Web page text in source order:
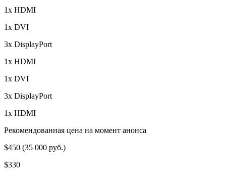
1x HDMI
1x DVI
3x DisplayPort
1x HDMI
1x DVI
3x DisplayPort
1x HDMI
Рекомендованная цена на момент анонса
$450 (35 000 руб.)
$330